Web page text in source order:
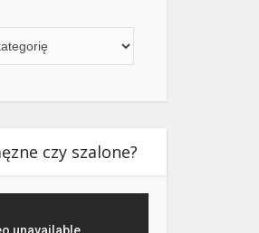
czy szalone?